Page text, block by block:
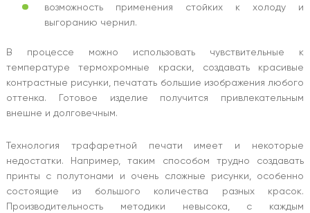
возможность применения стойких к холоду и
выгоранию чернил.
В процессе можно использовать чувствительные к
температуре термохромные краски, создавать красивые
контрастные рисунки, печатать большие изображения любого
оттенка. Готовое изделие получится привлекательным
внешне и долговечным.
Технология трафаретной печати имеет и некоторые
недостатки. Например, таким способом трудно создавать
принты с полутонами и очень сложные рисунки, особенно
состоящие из большого количества разных красок.
Производительность методики невысока, с каждым